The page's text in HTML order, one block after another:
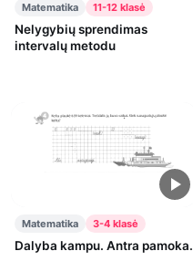
Matematika 11-12 klasė
Nelygybių sprendimas
intervalų metodu
Matematika 3-4 klasė
Dalyba kampu. Antra pamoka.